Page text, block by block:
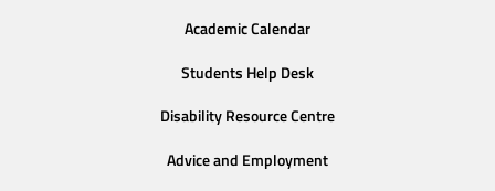
Academic Calendar
Students Help Desk
Disability Resource Centre
Advice and Employment